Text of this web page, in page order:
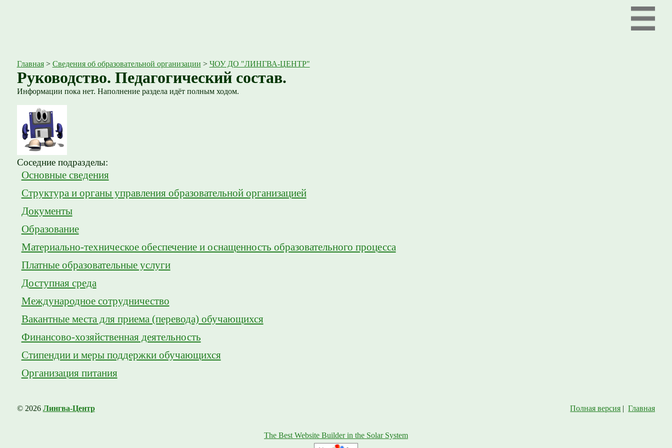
Главная> Сведения об образовательной организации > ЧОУ ДО "ЛИНГВА-ЦЕНТР"
Руководство. Педагогический состав.
Информации пока нет. Наполнение раздела идёт полным ходом.
Соседние подразделы:
Основные сведения
Структура и органы управления образовательной организацией
Документы
Образование
Материально-техническое обеспечение и оснащенность образовательного процесса
Платные образовательные услуги
Доступная среда
Международное сотрудничество
Вакантные места для приема (перевода) обучающихся
Финансово-хозяйственная деятельность
Стипендии и меры поддержки обучающихся
Организация питания
© 2026 Лингва-Центр Полная версия |Главная
The Best Website Builder in the Solar System